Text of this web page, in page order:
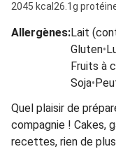
2045 kcal 26.1g
Allergènes:Lait
Gluten•
Fruits à
Soja•
Quel plaisir de
compagnie ! Cakes,
recettes, rien de